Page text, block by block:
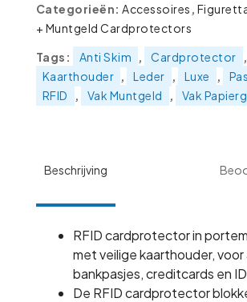
Portemonnee
met
Rits
Leder
RFID
LEDER
PULLUP
aantal
Categorieën: Accessoires Figuretta
+ Muntgeld Cardprotectors
Tags:
Anti Skim Cardprotector
Kaarthouder
Leder Luxe
RFID
Vak Muntgeld Vak
Beschrijving
RFID cardprotector in
met veilige kaarthouder, voor
bankpasjes, creditcards en
De RFID cardprotector